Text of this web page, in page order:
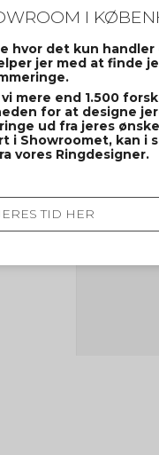
I
hvor det kun handler
jer med at finde
mere end 1.500
for at designe
ud fra jeres
i Showroomet, kan i
vores Ringdesigner.
TID HER